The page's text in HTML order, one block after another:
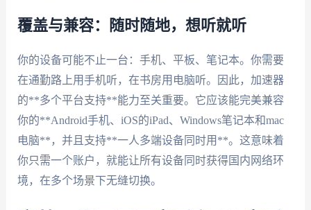
覆盖与兼容：随时随地，想听就听
你的设备可能不止一台：手机、平板、笔记本。你需要
在通勤路上用手机听，在书房用电脑听。因此，加速器
的**多个平台支持**能力至关重要。它应该能完美兼容
你的**Android手机、iOS的iPad、Windows笔记本和mac
电脑**，并且支持**一人多端设备同时用**。这意味着
你只需一个账户，就能让所有设备同时获得国内网络环
境，在多个场景下无缝切换。